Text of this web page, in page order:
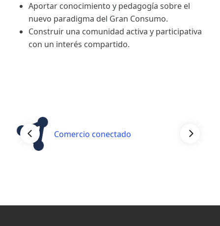
Aportar conocimiento y pedagogía sobre el
nuevo paradigma del Gran Consumo.
Construir una comunidad activa y participativa
con un interés compartido.
Comercio conectado